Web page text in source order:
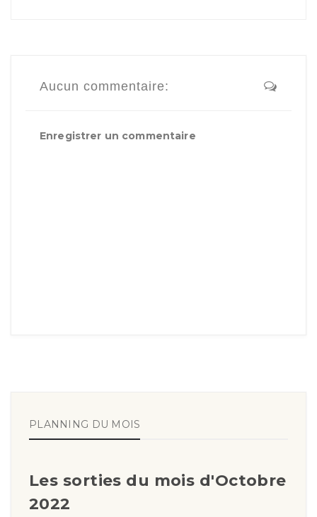
Aucun commentaire:
Enregistrer un commentaire
PLANNING DU MOIS
Les sorties du mois d'Octobre
2022